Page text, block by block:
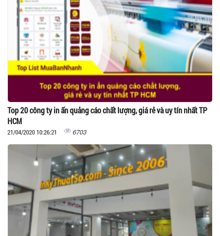
Top 20 công ty in ấn quảng cáo chất lượng, giá rẻ và uy tín nhất TP
HCM
21/04/2020 10:26:21 6703